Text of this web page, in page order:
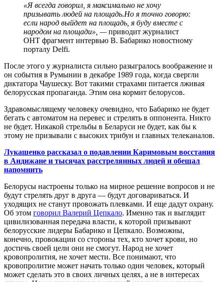
«Я всегда говорил, я максимально не хочу
призывать людей на площадь.Но я точно говорю:
если народ выйдет на площадь, я буду вместе с
народом на площади», —приводит журналист
ОНТ фрагмент интервью В. Бабарико новостному
порталу Delfi.
После этого у журналиста сильно разыгралось воображение и
он события в Румынии в декабре 1989 года, когда свергли
диктатора Чаушеску. Вот такими страхами питается лживая
белорусская пропаганда. Этим она кормит белорусов.
Здравомыслящему человеку очевидно, что Бабарико не будет
бегать с автоматом на перевес и стрелять в оппонента. Никто
не будет. Никакой стрельбы в Беларуси не будет, как бы к
этому не призывали с высоких трибун и главных телеканалов.
Лукашенко рассказал о подавлении Каримовым восстания
в Андижане и тысячах расстрелянных людей и обещал
напомнить
Белорусы настроены только на мирное решение вопросов и не
будут стрелять друг в друга — будут договариваться. И
уходящих не станут провожать плевками. И еще дадут охрану.
Об этом говорил Валерий Цепкало. Именно так и выглядит
цивилизованная передача власти, к которой призывают
белорусские лидеры Бабарико и Цепкало. Возможны,
конечно, провокации со стороны тех, кто хочет крови, но
достичь своей цели они не смогут. Народ не хочет
кровопролития, не хочет мести. Все понимают, что
кровопролитие может начать только один человек, который
может сделать это в своих личных целях, а не в интересах